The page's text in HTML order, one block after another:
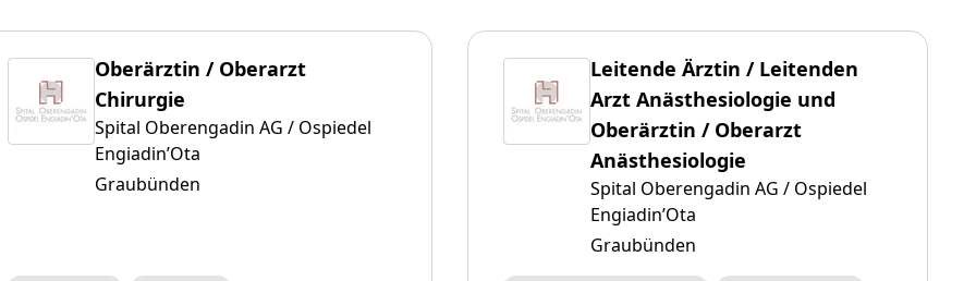
Oberärztin / Oberarzt
Chirurgie
Spital Oberengadin AG / Ospiedel
Engiadin’Ota
Graubünden
Leitende Ärztin / Leitenden
Arzt Anästhesiologie und
Oberärztin / Oberarzt
Anästhesiologie
Spital Oberengadin AG / Ospiedel
Engiadin’Ota
Graubünden